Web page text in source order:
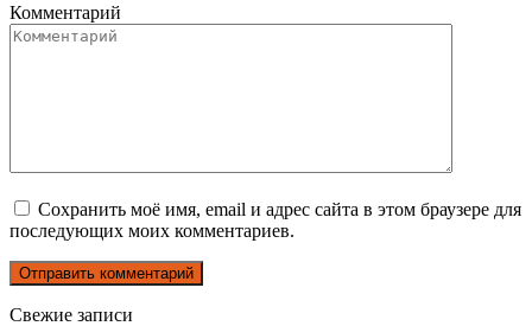
Комментарий
Сохранить моё имя, email и адрес сайта в этом браузере для
последующих моих комментариев.
Свежие записи